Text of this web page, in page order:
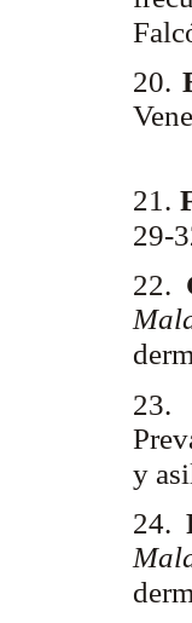
20.
21.
29-
22.
y
24.